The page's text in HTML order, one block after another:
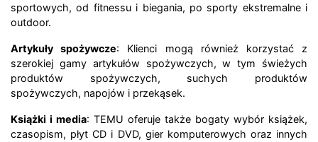
sportowych, od fitnessu i biegania, po sporty ekstremalne i
outdoor.
Artykuły spożywcze: Klienci mogą również korzystać z
szerokiej gamy artykułów spożywczych, w tym świeżych
produktów spożywczych, suchych produktów
spożywczych, napojów i przekąsek.
Książki i media: TEMU oferuje także bogaty wybór książek,
czasopism, płyt CD i DVD, gier komputerowych oraz innych